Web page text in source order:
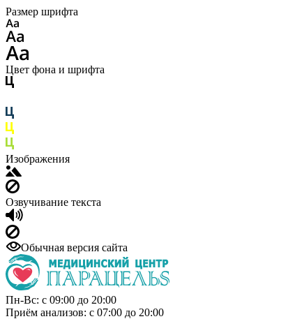
Размер шрифта
Цвет фона и шрифта
Изображения
Озвучивание текста
Обычная версия сайта
Пн-Вс: с 09:00 до 20:00
Приём анализов: с 07:00 до 20:00